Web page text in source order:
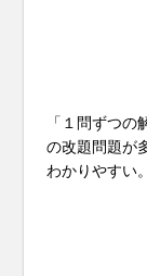
「１問ずつ
の改題問題が
わかりやすい